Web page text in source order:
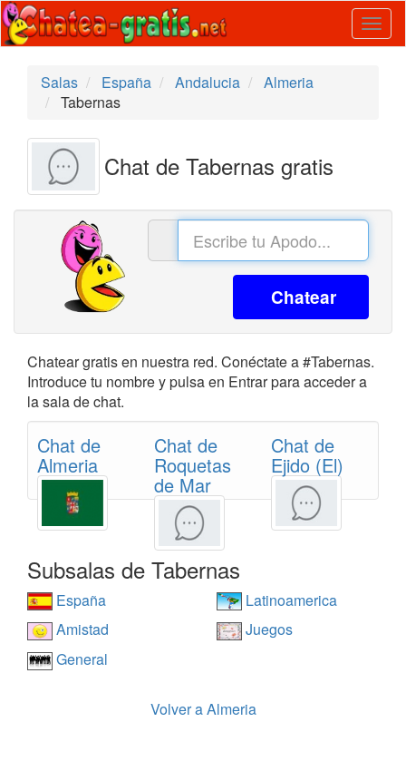
Salas
España Andalucia
Almeria
Tabernas
Chat de Tabernas gratis
Chatear
Chatear gratis en nuestra red. Conéctate a #Tabernas.
Introduce tu nombre y pulsa en Entrar para acceder a
la sala de chat.
Chat de
Almeria
Chat de
Roquetas
de Mar
Chat de
Ejido (El)
Subsalas de Tabernas
España
Latinoamerica
Amistad
Juegos
General
Volver a Almeria